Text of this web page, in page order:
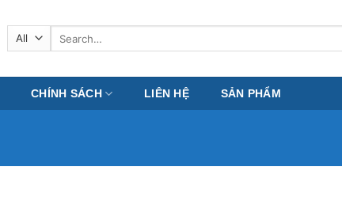
CHÍNH SÁCH LIÊN HỆ SẢN PHẨM